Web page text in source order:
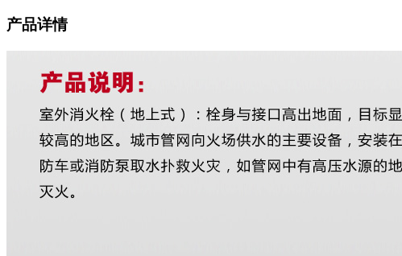
产品详情